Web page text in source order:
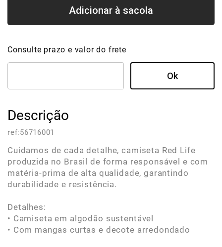
Consulte prazo e valor do frete
Descrição
ref:56716001
Cuidamos de cada detalhe, camiseta Red Life
produzida no Brasil de forma responsável e com
matéria-prima de alta qualidade, garantindo
durabilidade e resistência.
Detalhes:
• Camiseta em algodão sustentável
• Com mangas curtas e decote arredondado